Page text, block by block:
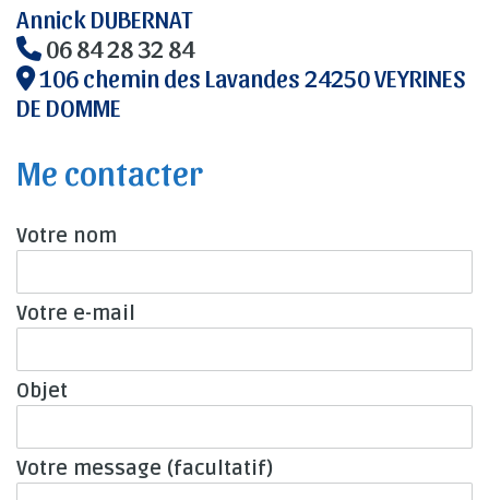
Annick DUBERNAT
06 84 28 32 84
106 chemin des Lavandes 24250 VEYRINES
DE DOMME
Me contacter
Votre nom
Votre e-mail
Objet
Votre message (facultatif)